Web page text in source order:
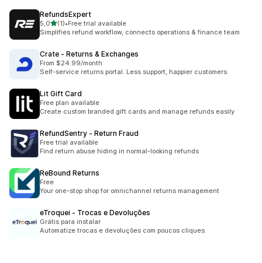
RefundsExpert
5,0na 5 gwiazdek
(1)
Łączna liczba recenzji: 1
•Free trial available
Simplifies refund workflow, connects operations & finance team
Crate ‑ Returns & Exchanges
From $24.99/month
Self-service returns portal. Less support, happier customers.
Lit Gift Card
Free plan available
Create custom branded gift cards and manage refunds easily
RefundSentry ‑ Return Fraud
Free trial available
Find return abuse hiding in normal-looking refunds
ReBound Returns
Free
Your one-stop shop for omnichannel returns management
eTroquei ‑ Trocas e Devoluções
Grátis para instalar
Automatize trocas e devoluções com poucos cliques.